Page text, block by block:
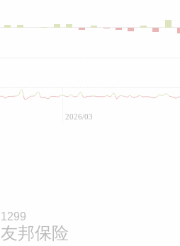
2026/03
1299
友邦保险